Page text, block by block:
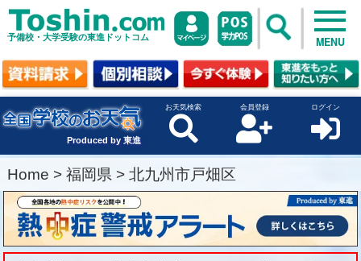
予備校・大学受験の東進ドットコム MENU
Produced by 東進
お天気検索 会員登録 ログイン
Home > 福岡県 > 北九州市戸畑区